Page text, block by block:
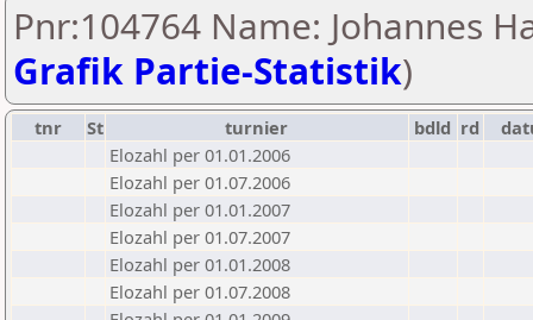
Pnr:104764 Name: Johannes
Grafik Partie-Statistik)
tnr St turnier bdld rd
Elozahl per 01.01.2006
Elozahl per 01.07.2006
Elozahl per 01.01.2007
Elozahl per 01.07.2007
Elozahl per 01.01.2008
Elozahl per 01.07.2008